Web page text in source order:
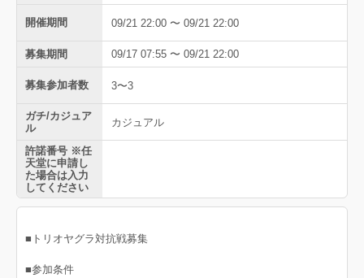
開催期間 09/21 22:00 〜 09/21 22:00
募集期間 09/17 07:55 〜 09/21 22:00
募集参加者数 3〜3
ガチ/カジュア
ル
カジュアル
許諾番号 ※任
天堂に申請し
た場合は入力
してください
■トリオヤグラ対抗戦募集
■参加条件